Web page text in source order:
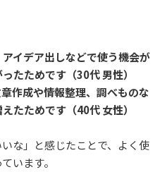
イデア出しなどで使う機会が
たためです（30代 男性）
作成や情報整理、調べものな
たためです（40代 女性）
いな」と感じたことで、よく使
います。